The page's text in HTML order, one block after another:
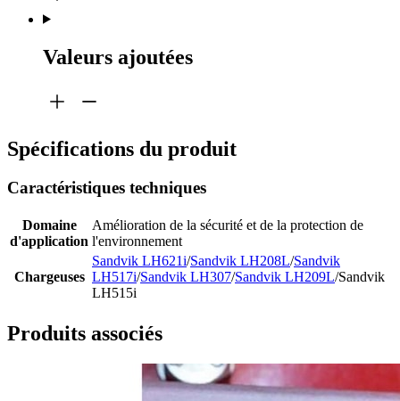
Valeurs ajoutées
Spécifications du produit
Caractéristiques techniques
Domaine
d'application
Amélioration de la sécurité et de la protection de
l'environnement
Chargeuses
Sandvik LH621i/Sandvik LH208L/Sandvik
LH517i/Sandvik LH307/Sandvik LH209L/Sandvik
LH515i
Produits associés